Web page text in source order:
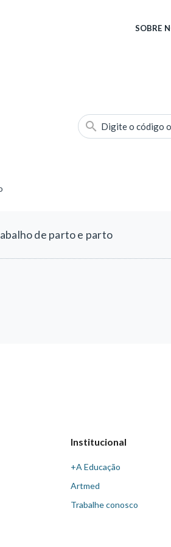
SOBRE
Digite o código
de parto e parto
Institucional
+A Educação
Artmed
Trabalhe conosco